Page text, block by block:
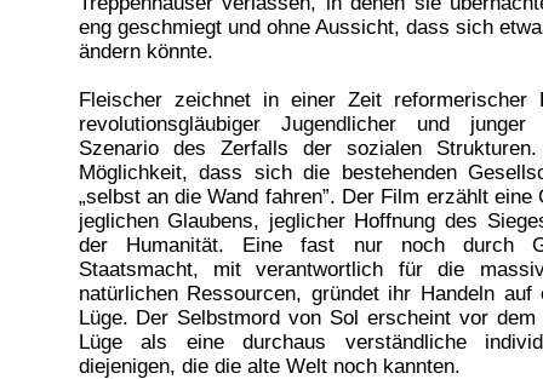
eng geschmiegt und ohne Aussicht, dass sich
ändern könnte.
Fleischer zeichnet in einer Zeit reformerischer
revolutionsgläubiger Jugendlicher und
Szenario des Zerfalls der sozialen
Möglichkeit, dass sich die bestehenden
„selbst an die Wand fahren”. Der Film erzählt
jeglichen Glaubens, jeglicher Hoffnung des
der Humanität. Eine fast nur noch durch
Staatsmacht, mit verantwortlich für die
natürlichen Ressourcen, gründet ihr Handeln auf
Lüge. Der Selbstmord von Sol erscheint vor dem
Lüge als eine durchaus verständliche
diejenigen, die die alte Welt noch kannten.